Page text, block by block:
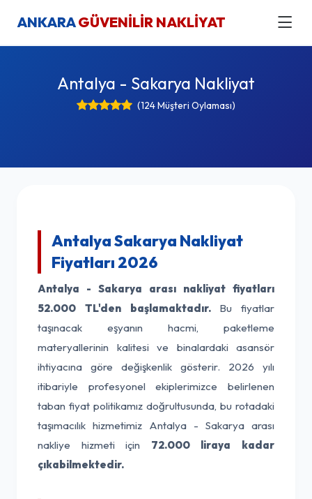
ANKARAGÜVENİLİR NAKLİYAT
Antalya - Sakarya Nakliyat
(124 Müşteri Oylaması)
Antalya Sakarya Nakliyat
Fiyatları 2026
Antalya - Sakarya arası nakliyat fiyatları
52.000 TL'den başlamaktadır.Bu fiyatlar
taşınacak eşyanın hacmi, paketleme
materyallerinin kalitesi ve binalardaki asansör
ihtiyacına göre değişkenlik gösterir. 2026 yılı
itibariyle profesyonel ekiplerimizce belirlenen
taban fiyat politikamız doğrultusunda, bu rotadaki
taşımacılık hizmetimiz Antalya - Sakarya arası
nakliye hizmeti için 72.000 liraya kadar
çıkabilmektedir.